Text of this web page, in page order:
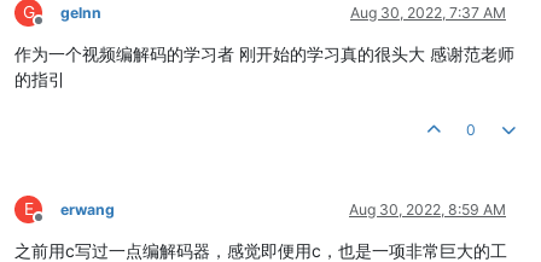
G
Offline
gelnn Aug 30, 2022, 7:37 AM
作为一个视频编解码的学习者 刚开始的学习真的很头大 感谢范老师
的指引
0
E
Offline
erwang Aug 30, 2022, 8:59 AM
之前用c写过一点编解码器，感觉即便用c，也是一项非常巨大的工